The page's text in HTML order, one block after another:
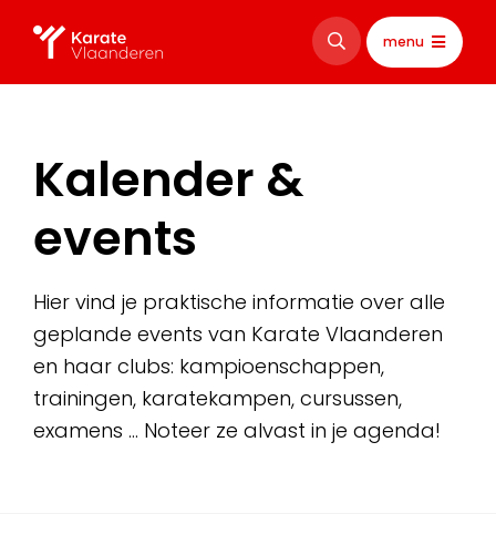
menu
Kalender &
events
Hier vind je praktische informatie over alle
geplande events van Karate Vlaanderen
en haar clubs: kampioenschappen,
trainingen, karatekampen, cursussen,
examens … Noteer ze alvast in je agenda!